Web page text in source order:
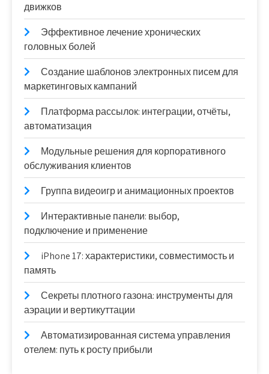
движков
Эффективное лечение хронических
головных болей
Создание шаблонов электронных писем для
маркетинговых кампаний
Платформа рассылок: интеграции, отчёты,
автоматизация
Модульные решения для корпоративного
обслуживания клиентов
Группа видеоигр и анимационных проектов
Интерактивные панели: выбор,
подключение и применение
iPhone 17: характеристики, совместимость и
память
Секреты плотного газона: инструменты для
аэрации и вертикуттации
Автоматизированная система управления
отелем: путь к росту прибыли